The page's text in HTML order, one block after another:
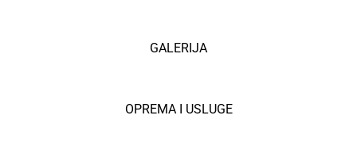
GALERIJA
OPREMA I USLUGE